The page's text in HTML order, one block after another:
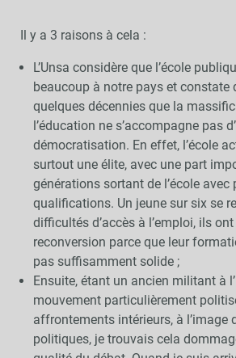
Il y a 3 raisons à cela :
L’Unsa considère que l’école
beaucoup à notre pays et constate
quelques décennies que la
l’éducation ne s’accompagne pas
démocratisation. En effet, l’école
surtout une élite, avec une part
générations sortant de l’école avec
qualifications. Un jeune sur six se
difficultés d’accès à l’emploi, ils
reconversion parce que leur
pas suffisamment solide ;
Ensuite, étant un ancien militant à
mouvement particulièrement
affrontements intérieurs, à l’image
politiques, je trouvais cela